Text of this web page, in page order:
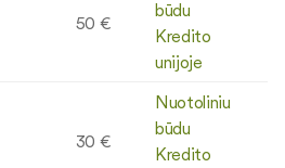
50 €
būdu
Kredito
unijoje
30 €
Nuotoliniu
būdu
Kredito